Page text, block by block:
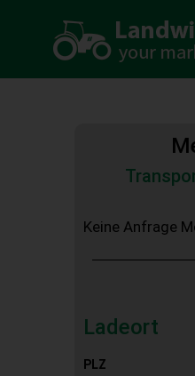
Keine Anfrage
Ladeort
PLZ